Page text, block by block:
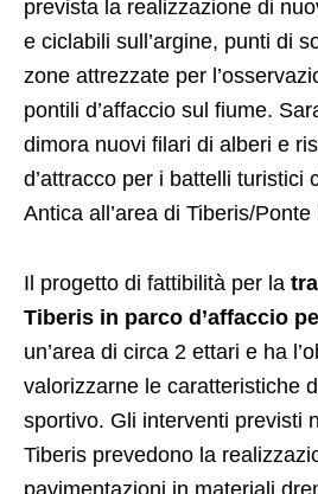
prevista la realizzazione di
e ciclabili sull’argine, punti di
zone attrezzate per
pontili d’affaccio sul fiume.
dimora nuovi filari di alberi e
d’attracco per i battelli turistici
Antica all’area di Tiberis/Ponte
Il progetto di fattibilità per la
Tiberis in parco d’affaccio
un’area di circa 2 ettari e ha
valorizzarne le caratteristiche
sportivo. Gli interventi previsti
Tiberis prevedono la
pavimentazioni in materiali